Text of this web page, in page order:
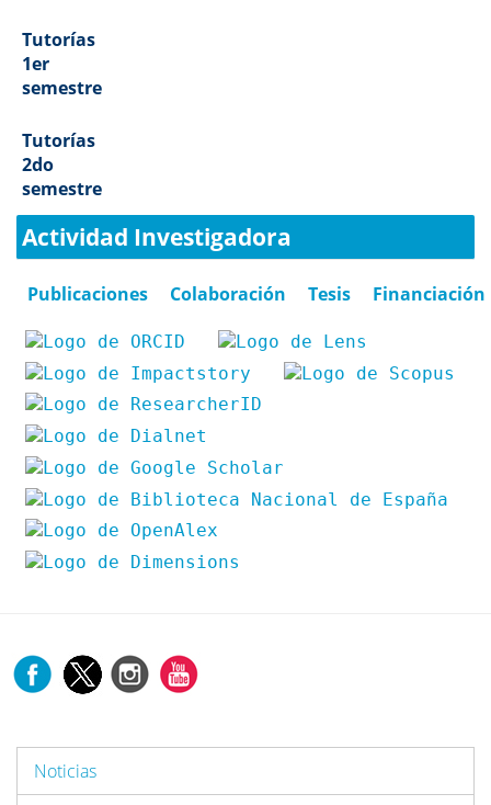
Tutorías
1er
semestre
Tutorías
2do
semestre
Actividad Investigadora
Publicaciones Colaboración Tesis Financiación
Noticias